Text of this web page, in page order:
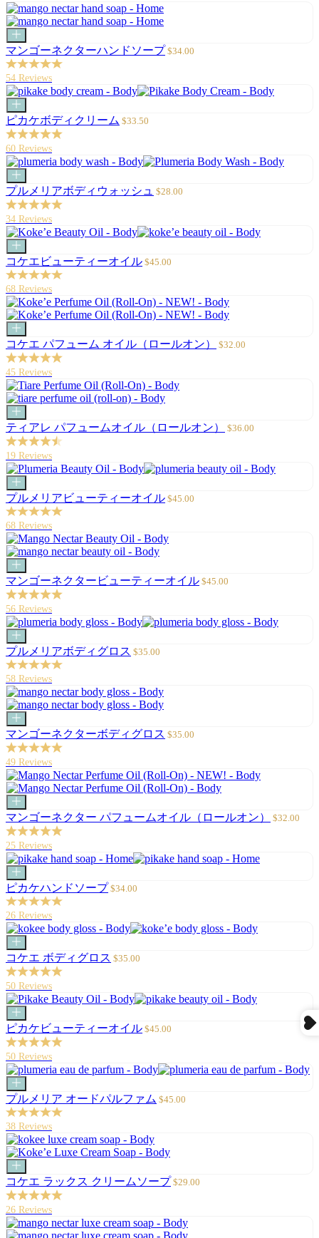
追
加
価
格
カ
ー
ト
に
追
加
マンゴーネクターハンドソープ セ
価
格
$34.00
54 Reviews
カ
ー
ト
に
追
加
ピカケボディクリーム セ
価
格
$33.50
60 Reviews
カ
ー
ト
に
追
加
プルメリアボディウォッシュ セ
価
格
$28.00
34 Reviews
カ
ー
ト
に
追
加
コケエビューティーオイル セ
価
格
$45.00
68 Reviews
カ
ー
ト
に
追
加
コケエ パフューム オイル（ロールオン）
セ
$32.00
45 Reviews
カ
ー
ト
に
追
加
ティアレ パフュームオイル（ロールオン）
セ
格
$36.00
19 Reviews
カ
ー
ト
に
追
加
プルメリアビューティーオイル セ
価
格
$45.00
68 Reviews
カ
ー
ト
に
追
加
マンゴーネクタービューティーオイル セ
価
格
$45.00
56 Reviews
カ
ー
ト
に
追
加
プルメリアボディグロス セ
価
格
$35.00
58 Reviews
カ
ー
ト
に
追
加
マンゴーネクターボディグロス セ
価
格
$35.00
49 Reviews
カ
ー
ト
に
追
加
マンゴーネクター パフュームオイル（ロールオン）
セ
$32.00
25 Reviews
カ
ー
ト
に
追
加
ピカケハンドソープ セ
価
$34.00
26 Reviews
カ
ー
ト
に
追
加
コケエ ボディグロス セ
価
格
$35.00
50 Reviews
カ
ー
ト
に
追
加
ピカケビューティーオイル セ
価
格
$45.00
50 Reviews
カ
ー
ト
に
追
加
プルメリア オードパルファム セ
格
$45.00
38 Reviews
カ
ー
ト
に
追
加
コケエ ラックス クリームソープ セ
価
格
$29.00
26 Reviews